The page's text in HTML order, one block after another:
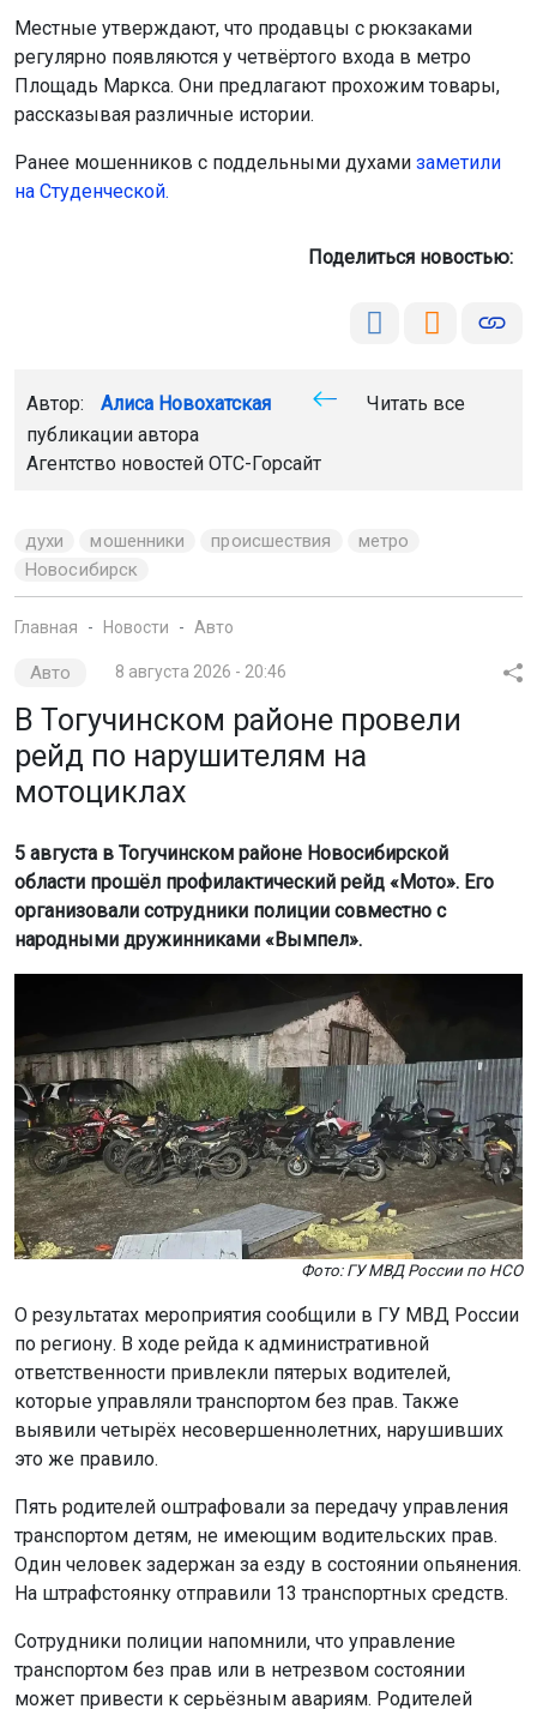
Местные утверждают, что продавцы с рюкзаками
регулярно появляются у четвёртого входа в метро
Площадь Маркса. Они предлагают прохожим товары,
рассказывая различные истории.
Ранее мошенников с поддельными духами заметили
на Студенческой.
Поделиться новостью:
Автор: Алиса Новохатская
Читать все
публикации автора
Агентство новостей ОТС-Горсайт
духи мошенники происшествия
метро
Новосибирск
Главная Новости Авто
Авто 8 августа 2026 - 20:46
В Тогучинском районе провели
рейд по нарушителям на
мотоциклах
5 августа в Тогучинском районе Новосибирской
области прошёл профилактический рейд «Мото». Его
организовали сотрудники полиции совместно с
народными дружинниками «Вымпел».
Фото: ГУ МВД России по НСО
О результатах мероприятия сообщили в ГУ МВД России
по региону. В ходе рейда к административной
ответственности привлекли пятерых водителей,
которые управляли транспортом без прав. Также
выявили четырёх несовершеннолетних, нарушивших
это же правило.
Пять родителей оштрафовали за передачу управления
транспортом детям, не имеющим водительских прав.
Один человек задержан за езду в состоянии опьянения.
На штрафстоянку отправили 13 транспортных средств.
Сотрудники полиции напомнили, что управление
транспортом без прав или в нетрезвом состоянии
может привести к серьёзным авариям. Родителей